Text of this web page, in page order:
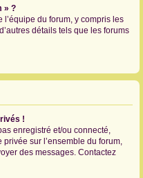
» ?
du forum, y compris les
détails tels que les forums
!
enregistré et/ou connecté,
privée sur l’ensemble du forum,
des messages. Contactez